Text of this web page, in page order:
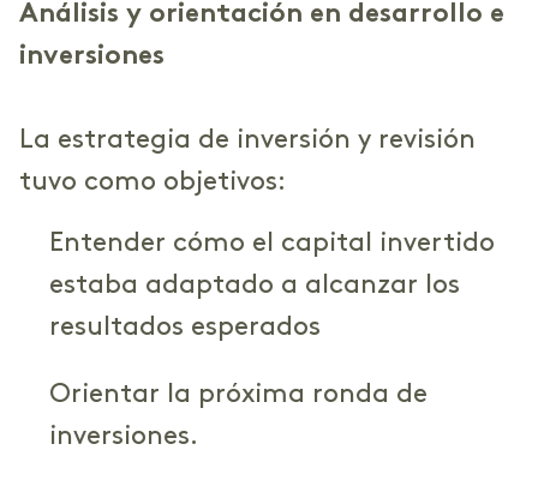
Análisis y orientación en desarrollo e
inversiones
La estrategia de inversión y revisión
tuvo como objetivos:
Entender cómo el capital invertido
estaba adaptado a alcanzar los
resultados esperados
Orientar la próxima ronda de
inversiones.